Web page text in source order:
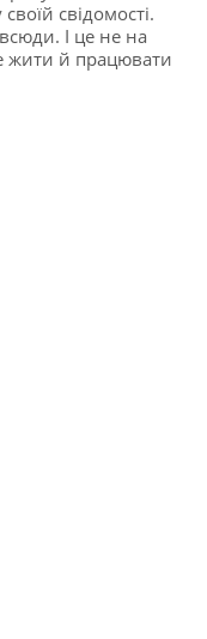
свідомості.
І це не на
жити й працювати